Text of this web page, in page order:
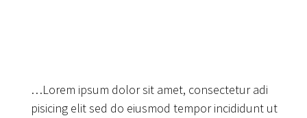
…Lorem ipsum dolor sit amet, consectetur adi
pisicing elit sed do eiusmod tempor incididunt ut